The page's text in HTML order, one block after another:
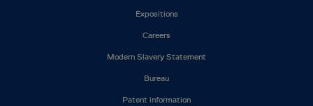
Expositions
Careers
Modern Slavery Statement
Bureau
Patent information